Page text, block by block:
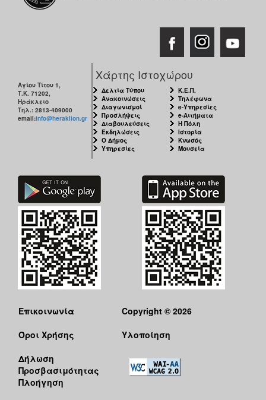
2006
ΜΑΣ
ΠΟΛΙΤΙΣΜΟΣ
Αγίου Τίτου 1,
Τ.Κ. 71202,
Ηράκλειο
Τηλ.: 2813-409000
email:info@heraklion.gr
Χάρτης Ιστοχώρου
Δελτία Τύπου
Ανακοινώσεις
Διαγωνισμοί
Προσλήψεις
Διαβουλεύσεις
Εκδηλώσεις
Ο Δήμος
Υπηρεσίες
Κ.Ε.Π.
Τηλέφωνα
e-Υπηρεσίες
e-Αιτήματα
Η Πόλη
Ιστορία
Κνωσός
Μουσεία
Επικοινωνία
Όροι Χρήσης
Δήλωση
Προσβασιμότητας
Πλοήγηση
Copyright © 2026
Υλοποίηση